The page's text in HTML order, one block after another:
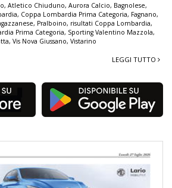
, Atletico Chiuduno, Aurora Calcio, Bagnolese,
, Coppa Lombardia Prima Categoria, Fagnano,
, Pralboino, risultati Coppa Lombardia,
Prima Categoria, Sporting Valentino Mazzola,
, Vis Nova Giussano, Vistarino
LEGGI TUTTO